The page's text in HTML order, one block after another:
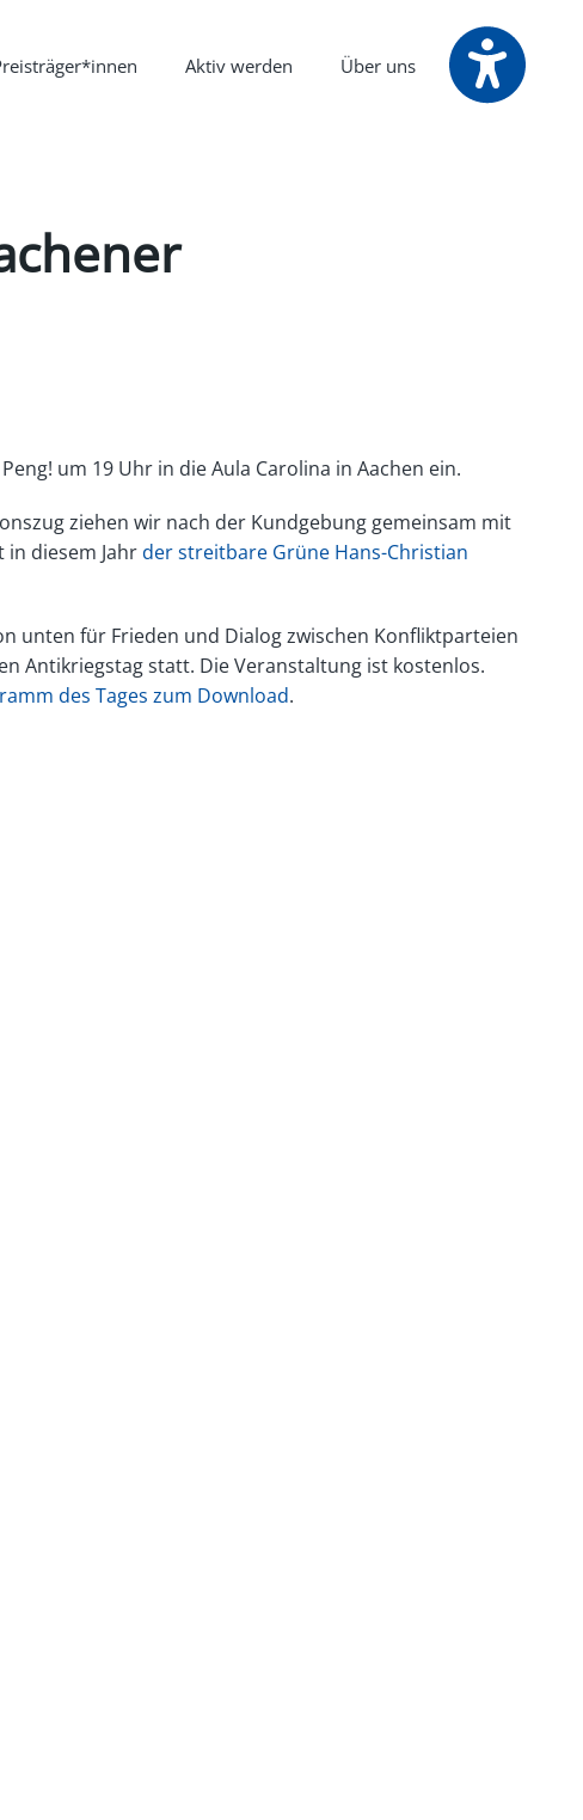
Aktiv werden Über uns
um 19 Uhr in die Aula Carolina in Aachen ein.
ziehen wir nach der Kundgebung gemeinsam mit
diesem Jahrder streitbare Grüne Hans-Christian
unten für Frieden und Dialog zwischen Konfliktparteien
Antikriegstag statt. Die Veranstaltung ist kostenlos.
des Tages zum Download.